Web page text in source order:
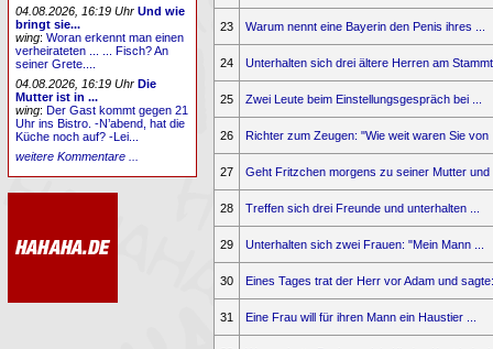
23 Warum nennt eine Bayerin den Penis ihres ...
24 Unterhalten sich drei ältere Herren am
25 Zwei Leute beim Einstellungsgespräch bei ...
26 Richter zum Zeugen: "Wie weit waren Sie von
27 Geht Fritzchen morgens zu seiner Mutter und
28 Treffen sich drei Freunde und unterhalten ...
29 Unterhalten sich zwei Frauen: "Mein Mann ...
30 Eines Tages trat der Herr vor Adam und
31 Eine Frau will für ihren Mann ein Haustier ...
04.08.2026, 16:19 Uhr Und wie
bringt sie...
wing:Woran erkennt man einen
verheirateten ... ... Fisch? An
seiner Grete....
04.08.2026, 16:19 Uhr Die
Mutter ist in ...
wing:Der Gast kommt gegen 21
Uhr ins Bistro. -N’abend, hat die
Küche noch auf? -Lei...
weitere Kommentare ...